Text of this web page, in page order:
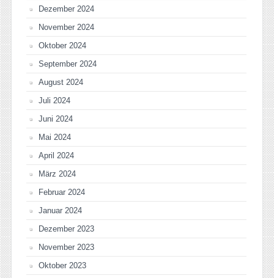
Dezember 2024
November 2024
Oktober 2024
September 2024
August 2024
Juli 2024
Juni 2024
Mai 2024
April 2024
März 2024
Februar 2024
Januar 2024
Dezember 2023
November 2023
Oktober 2023